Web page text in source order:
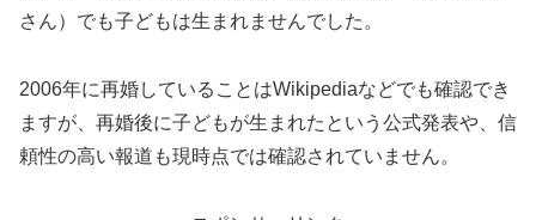
さん）でも子どもは生まれませんでした。
2006年に再婚していることはWikipediaなどでも確認でき
ますが、再婚後に子どもが生まれたという公式発表や、信
頼性の高い報道も現時点では確認されていません。